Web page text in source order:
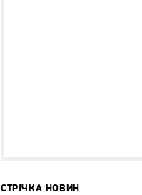
СТРІЧКА НОВИН